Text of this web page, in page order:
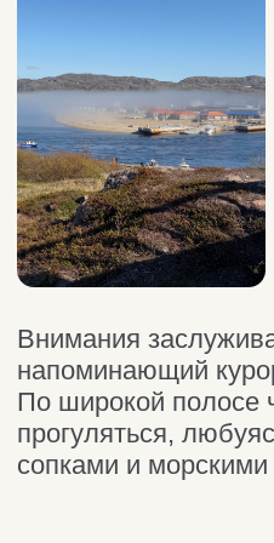
суровостью и красотой.
стихии и штормового ветра.
которые вам откроет
останутся в вашей памяти
и обязательно позовут
Каменный пляж «Яйца
метеостанция, Батарейский
Поклонный крест и
основные пункты для вашей
в парке.
Да! Обязательно отыщите в
сияния.